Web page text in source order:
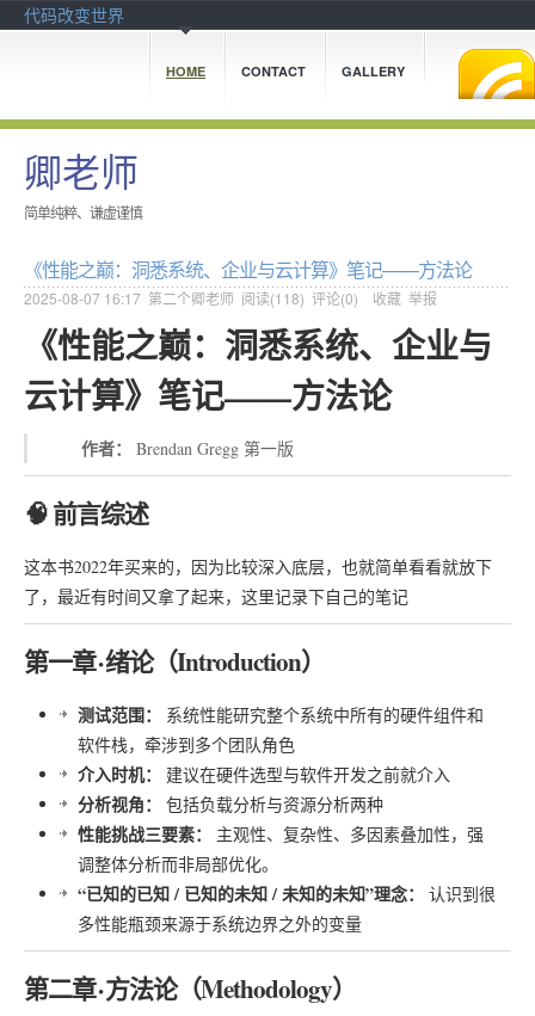
代码改变世界
HOME CONTACT GALLERY
卿老师
简单纯粹、谦虚谨慎
《性能之巅：洞悉系统、企业与云计算》笔记——方法论
2025-08-07 16:17 第二个卿老师 阅读(118) 评论(0) 收藏 举报
《性能之巅：洞悉系统、企业与
云计算》笔记——方法论
作者： Brendan Gregg 第一版
🧠 前言综述
这本书2022年买来的，因为比较深入底层，也就简单看看就放下
了，最近有时间又拿了起来，这里记录下自己的笔记
第一章 · 绪论（Introduction）
测试范围：
系统性能研究整个系统中所有的硬件组件和
软件栈，牵涉到多个团队角色
介入时机： 建议在硬件选型与软件开发之前就介入
分析视角： 包括负载分析与资源分析两种
性能挑战三要素：
主观性、复杂性、多因素叠加性，强
调整体分析而非局部优化。
“已知的已知 / 已知的未知 / 未知的未知”理念：
认识到很
多性能瓶颈来源于系统边界之外的变量
第二章 · 方法论（Methodology）